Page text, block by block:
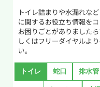
ただし、水量が多い
から水があふれるこ
を下げておくことが
ン酸を大量に入れす
なることもあるため
しょう。改善しない
相談するのがおすす
回かに分けて流すな
ことでトイレつまり
二つ目の原因は流す
ことです。通常大便
方があります。トイ
も関わらず節水のた
トイレ詰まりや水漏れな
に関するお役立ち情報を
お困りごとがありました
しくはフリーダイヤルよ
い。
トイレ 蛇口 排水管